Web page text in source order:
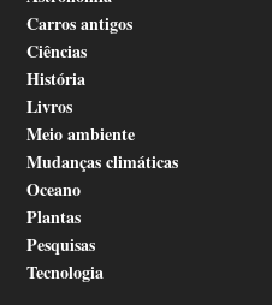
Carros antigos
Ciências
História
Livros
Meio ambiente
Mudanças climáticas
Oceano
Plantas
Pesquisas
Tecnologia